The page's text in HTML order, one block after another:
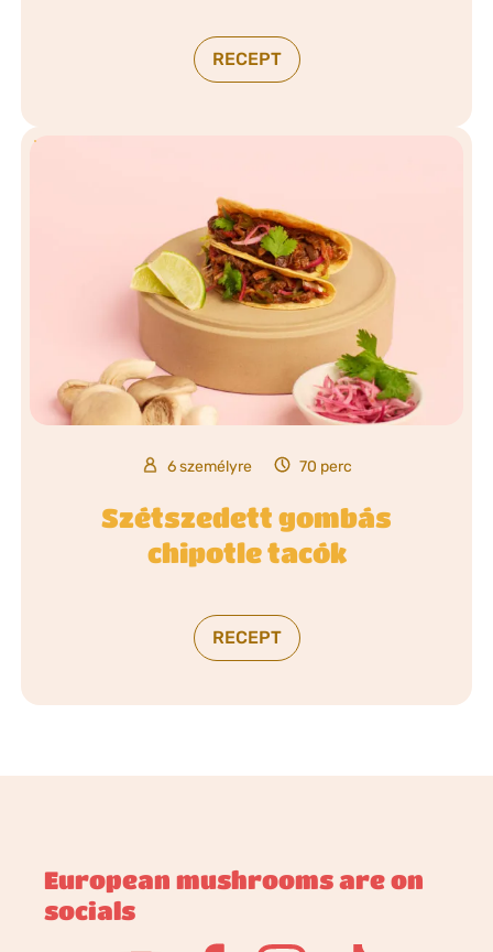
RECEPT
6 személyre 70 perc
Szétszedett gombás
chipotle tacók
RECEPT
European mushrooms are on
socials